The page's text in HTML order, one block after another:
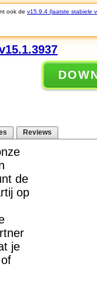
ook de v15.9.4 (laatste stabiele
Reviews
de
op
je